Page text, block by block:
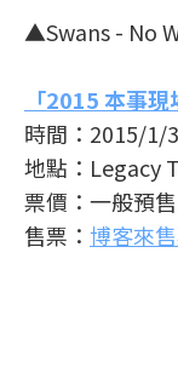
▲Swans - No
「2015 本事
時間：2015/1/
地點： Legacy
票價：一般預
售票： 博客來